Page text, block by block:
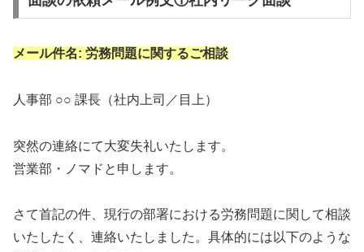
メール件名: 労務問題に関するご相談
人事部 ○○ 課長（社内上司／目上）
突然の連絡にて大変失礼いたします。
営業部・ノマドと申します。
さて首記の件、現行の部署における労務問題に関して相談
いたしたく、連絡いたしました。具体的には以下のような